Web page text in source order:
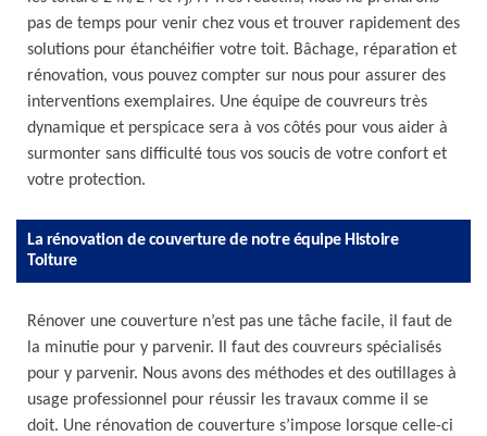
pas de temps pour venir chez vous et trouver rapidement des
solutions pour étanchéifier votre toit. Bâchage, réparation et
rénovation, vous pouvez compter sur nous pour assurer des
interventions exemplaires. Une équipe de couvreurs très
dynamique et perspicace sera à vos côtés pour vous aider à
surmonter sans difficulté tous vos soucis de votre confort et
votre protection.
La rénovation de couverture de notre équipe Histoire
Toiture
Rénover une couverture n’est pas une tâche facile, il faut de
la minutie pour y parvenir. Il faut des couvreurs spécialisés
pour y parvenir. Nous avons des méthodes et des outillages à
usage professionnel pour réussir les travaux comme il se
doit. Une rénovation de couverture s’impose lorsque celle-ci